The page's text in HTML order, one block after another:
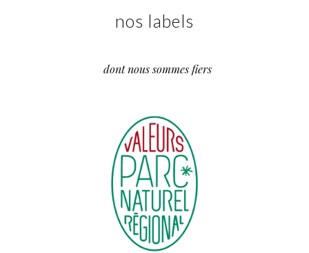
nos labels
dont nous sommes fiers